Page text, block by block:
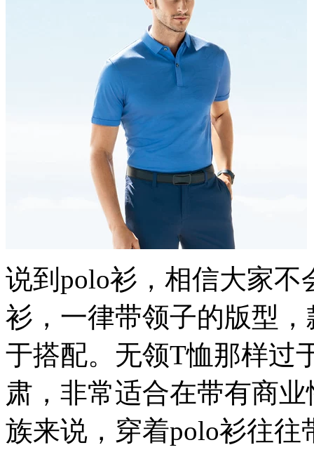
说到polo衫，相信大家
衫，一律带领子的版型
于搭配。无领T恤那样过
肃，非常适合在带有商
族来说，穿着polo衫往